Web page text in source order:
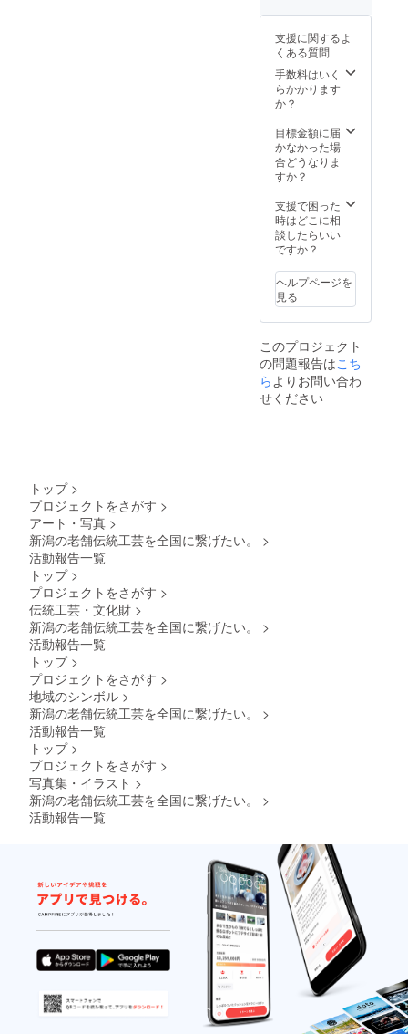
らこ
そ、お
団子の
食感と
香りが
活きて
潟県民
にとっ
てまさ
す。
で最大5
名まで
体験可
能で
す。団
体、
もおす
すめで
す。 体
分〜60
分 ※紙
漉き5
枚、後
日郵送
致しま
料込み)
支援に関するよ
くある質問
手数料はいく
らかかります
か？
目標金額に届
かなかった場
合どうなりま
すか？
支援で困った
時はどこに相
談したらいい
ですか？
ヘルプページを
見る
このプロジェクト
の問題報告はこち
らよりお問い合わ
せください
トップ >
プロジェクトをさがす >
アート・写真 >
新潟の老舗伝統工芸を全国に繋げたい。
>
活動報告一覧
トップ >
プロジェクトをさがす >
伝統工芸・文化財 >
新潟の老舗伝統工芸を全国に繋げたい。
>
活動報告一覧
トップ >
プロジェクトをさがす >
地域のシンボル >
新潟の老舗伝統工芸を全国に繋げたい。
>
活動報告一覧
トップ >
プロジェクトをさがす >
写真集・イラスト >
新潟の老舗伝統工芸を全国に繋げたい。
>
活動報告一覧